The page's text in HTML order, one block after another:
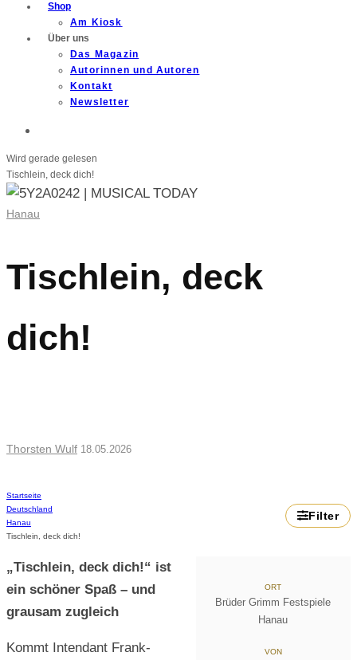
Shop
Am Kiosk
Über uns
Das Magazin
Autorinnen und Autoren
Kontakt
Newsletter
Wird gerade gelesen
Tischlein, deck dich!
Hanau
Tischlein, deck
dich!
Thorsten Wulf 18.05.2026
Startseite
Deutschland
Hanau
Tischlein, deck dich!
Filter
ORT
Brüder Grimm Festspiele
Hanau
VON
„Tischlein, deck dich!“ ist
ein schöner Spaß – und
grausam zugleich
Kommt Intendant Frank-